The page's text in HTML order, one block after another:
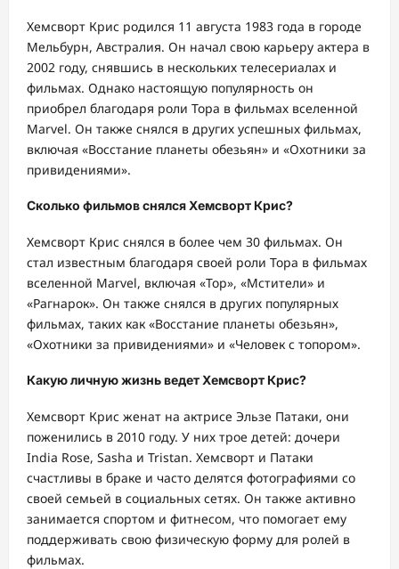
Хемсворт Крис родился 11 августа 1983 года в городе
Мельбурн, Австралия. Он начал свою карьеру актера в
2002 году, снявшись в нескольких телесериалах и
фильмах. Однако настоящую популярность он
приобрел благодаря роли Тора в фильмах вселенной
Marvel. Он также снялся в других успешных фильмах,
включая «Восстание планеты обезьян» и «Охотники за
привидениями».
Сколько фильмов снялся Хемсворт Крис?
Хемсворт Крис снялся в более чем 30 фильмах. Он
стал известным благодаря своей роли Тора в фильмах
вселенной Marvel, включая «Тор», «Мстители» и
«Рагнарок». Он также снялся в других популярных
фильмах, таких как «Восстание планеты обезьян»,
«Охотники за привидениями» и «Человек с топором».
Какую личную жизнь ведет Хемсворт Крис?
Хемсворт Крис женат на актрисе Эльзе Патаки, они
поженились в 2010 году. У них трое детей: дочери
India Rose, Sasha и Tristan. Хемсворт и Патаки
счастливы в браке и часто делятся фотографиями со
своей семьей в социальных сетях. Он также активно
занимается спортом и фитнесом, что помогает ему
поддерживать свою физическую форму для ролей в
фильмах.